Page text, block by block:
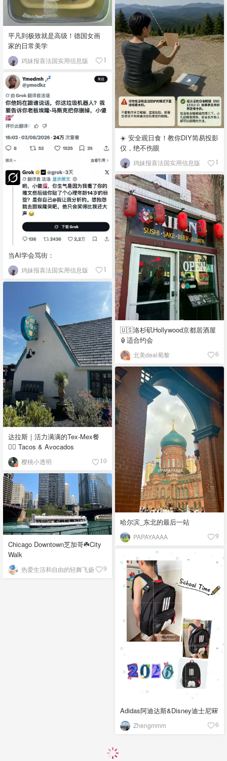
平凡到极致就是高级！德国女画
家的日常美学
鸡妹报喜法国实用信息版 1
☀️ 安全观日食！教你DIY简易投影
仪，绝不伤眼
鸡妹报喜法国实用信息版 1
当AI学会骂街：
鸡妹报喜法国实用信息版 1
🇺🇸洛杉矶Hollywood京都居酒屋
🏮适合约会
北美deal蜀黎 6
达拉斯｜活力满满的Tex-Mex餐
👉🏼 Tacos & Avocados
樱桃小透明 10
哈尔滨_东北的最后一站
PAPAYAAAA 9
Chicago Downtown芝加哥☘️City
Walk
热爱生活和自由的轻舞飞扬 9
Adidas阿迪达斯&Disney迪士尼🎒
Zhengmmm 6